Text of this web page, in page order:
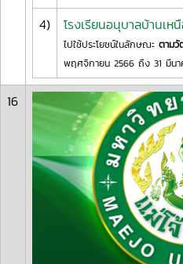
4) โรงเรียนอนุบาลบ้านเห
ไปใช้ประโยชน์ในลักษณะ ตามวั
พฤศจิกายน 2566 ถึง 31 มีน
16